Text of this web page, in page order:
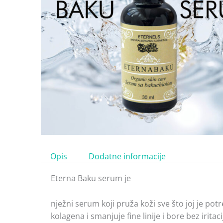
Opis Dodatne informacije
Eterna Baku serum je
nježni serum koji pruža koži sve što joj je
kolagena i smanjuje fine linije i bore bez